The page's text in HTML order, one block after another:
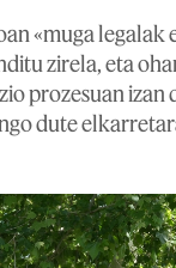
«muga legalak
zirela, eta
prozesuan izan
dute